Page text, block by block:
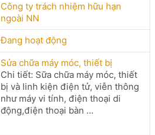
Công ty trách nhiệm hữu hạn
ngoài NN
Đang hoạt động
Sửa chữa máy móc, thiết bị
Chi tiết: Sữa chữa máy móc, thiết
bị và linh kiện điện tử, viễn thông
như máy vi tính, điện thoại di
động,điện thoại bàn …